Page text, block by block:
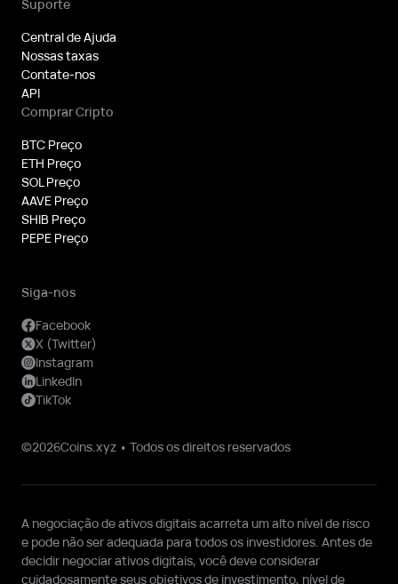
Suporte
Central de Ajuda
Nossas taxas
Contate-nos
API
Comprar Cripto
BTC Preço
ETH Preço
SOL Preço
AAVE Preço
SHIB Preço
PEPE Preço
©2026Coins.xyz • Todos os direitos reservados
Siga-nos
Facebook
X (Twitter)
Instagram
LinkedIn
TikTok
A negociação de ativos digitais acarreta um alto nível de risco
e pode não ser adequada para todos os investidores. Antes de
decidir negociar ativos digitais, você deve considerar
cuidadosamente seus objetivos de investimento, nível de